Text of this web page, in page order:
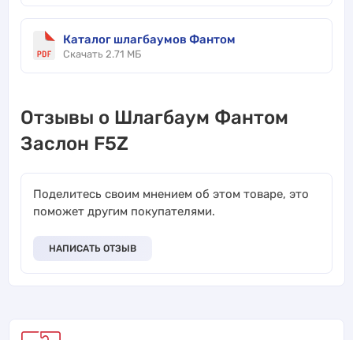
Каталог шлагбаумов Фантом
Скачать 2.71 МБ
Отзывы о Шлагбаум Фантом
Заслон F5Z
Поделитесь своим мнением об этом товаре, это
поможет другим покупателями.
НАПИСАТЬ ОТЗЫВ